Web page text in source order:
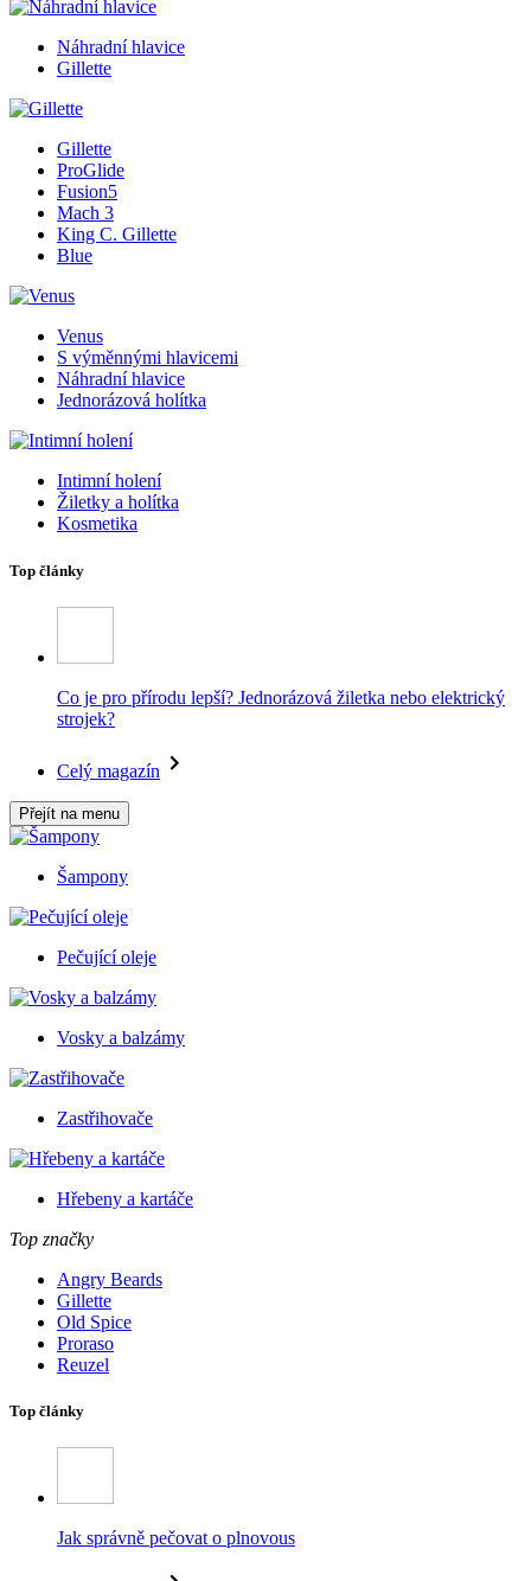
Náhradní hlavice
Gillette
Gillette
ProGlide
Fusion5
Mach 3
King C. Gillette
Blue
Venus
S výměnnými hlavicemi
Náhradní hlavice
Jednorázová holítka
Intimní holení
Žiletky a holítka
Kosmetika
Top články
Co je pro přírodu lepší? Jednorázová žiletka nebo elektrický
strojek?
Celý magazín
Přejít na menu
Šampony
Pečující oleje
Vosky a balzámy
Zastřihovače
Hřebeny a kartáče
Top značky
Angry Beards
Gillette
Old Spice
Proraso
Reuzel
Top články
Jak správně pečovat o plnovous